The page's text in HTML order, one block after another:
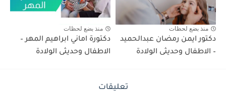
منذ بضع لحظات
دكتور ايمن رمضان عبدالحميد
– الاطفال وحديثى الولادة
منذ بضع لحظات
دكتورة اماني ابراهيم المهر –
الاطفال وحديثى الولادة
تعليقات